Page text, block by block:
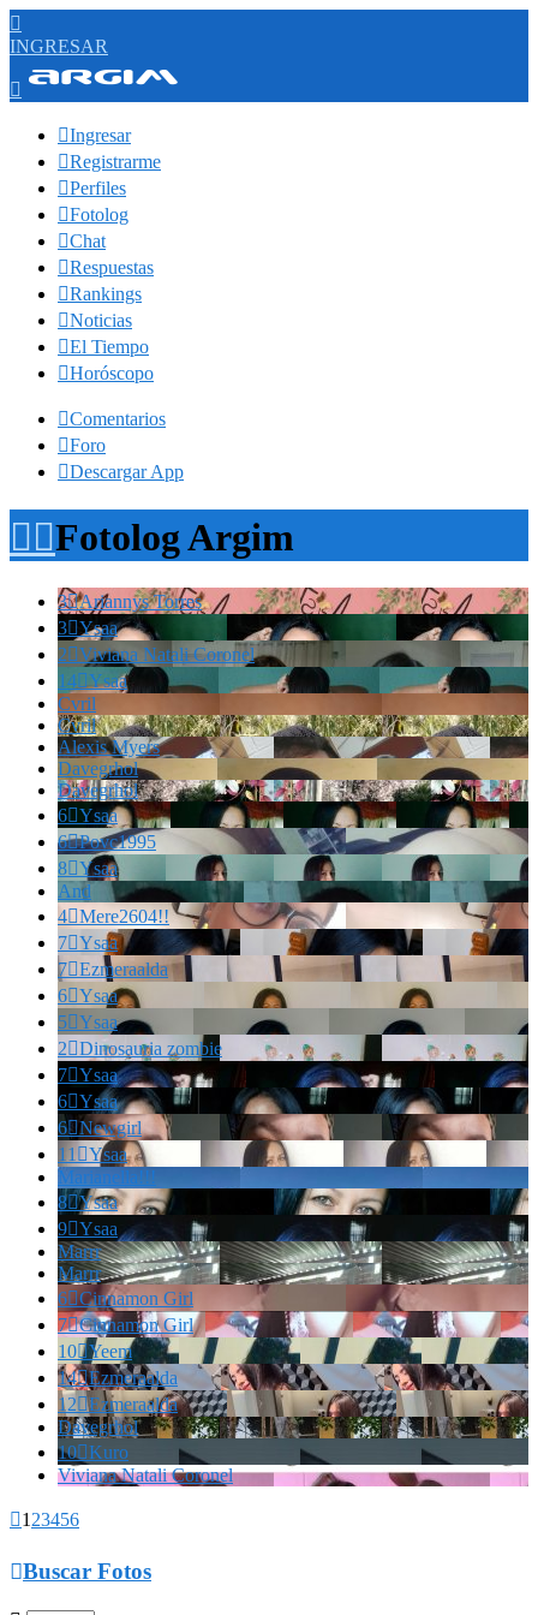

INGRESAR

Ingresar
Registrarme
Perfiles
Fotolog
Chat
Respuestas
Rankings
Noticias
El Tiempo
Horóscopo
Comentarios
Foro
Descargar App
Fotolog Argim
3Ariannys Torres
3Ysaa
2Viviana Natali Coronel
14Ysaa
Cvril
Cvril
Alexis Myers
Davegrhol
Davegrhol
6Ysaa
6Povc1995
8Ysaa
And
4Mere2604!!
7Ysaa
7Ezmeraalda
6Ysaa
5Ysaa
2Dinosauria zombie
7Ysaa
6Ysaa
6Newgirl
11 Ysaa
Marianella!!!
8Ysaa
9Ysaa
Marrr
Marrr
6Cinnamon Girl
7Cinnamon Girl
10Yeem
14Ezmeraalda
12Ezmeraalda
Davegrhol
10Kuro
Viviana Natali Coronel
1 23456
Buscar Fotos